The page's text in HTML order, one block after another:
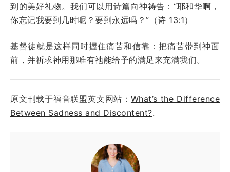
到的美好礼物。我们可以用诗篇向神祷告：“耶和华啊，
你忘记我要到几时呢？要到永远吗？”（诗 13:1）
基督徒就是这样同时握住痛苦和信靠：把痛苦带到神面
前，并祈求神用那唯有祂能给予的满足来充满我们。
原文刊载于福音联盟英文网站： What’s the Difference
Between Sadness and Discontent?.